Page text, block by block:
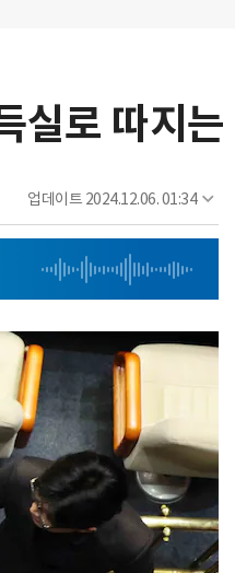
실로 따지
업데이트 2024.12.06. 01:34